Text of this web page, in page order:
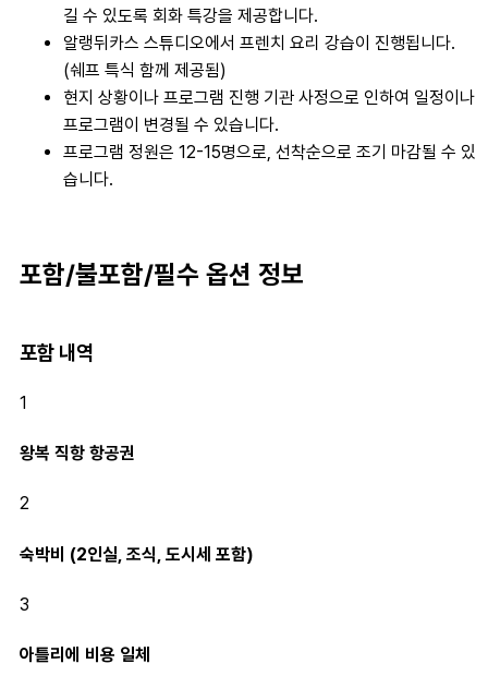
길 수 있도록 회화 특강을 제공합니다.
알랭뒤카스 스튜디오에서 프렌치 요리 강습이 진행됩니다.
(쉐프 특식 함께 제공됨)
현지 상황이나 프로그램 진행 기관 사정으로 인하여 일정이나
프로그램이 변경될 수 있습니다.
프로그램 정원은 12-15명으로, 선착순으로 조기 마감될 수 있
습니다.
포함/불포함/필수 옵션 정보
포함 내역
1
왕복 직항 항공권
2
숙박비 (2인실, 조식, 도시세 포함)
3
아틀리에 비용 일체